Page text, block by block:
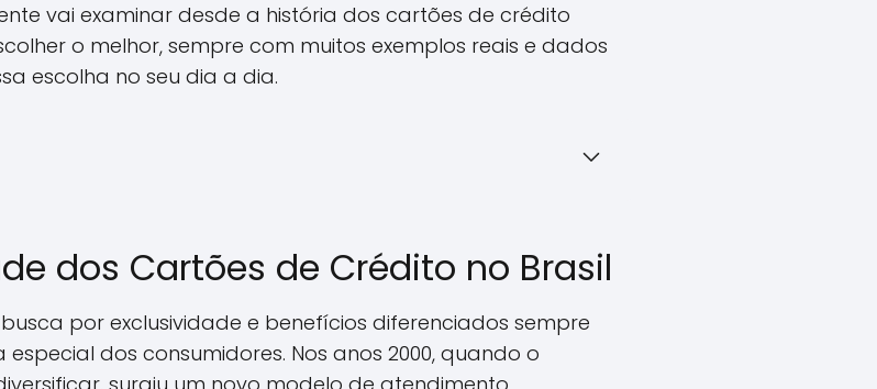
vai examinar desde a história dos cartões de crédito
o melhor, sempre com muitos exemplos reais e dados
escolha no seu dia a dia.
dos Cartões de Crédito no Brasil
por exclusividade e benefícios diferenciados sempre
dos consumidores. Nos anos 2000, quando o